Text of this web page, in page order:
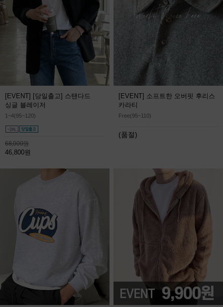
[EVENT] [당일출고] 스탠다드
싱글 블레이저
1~4(95~120)
68,000원
46,800원
[EVENT] 소프트한 오버핏 후리스
카라티
Free(95~110)
(품절)